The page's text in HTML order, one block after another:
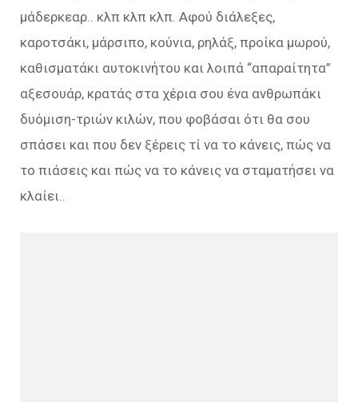
μάδερκεαρ.. κλπ κλπ κλπ. Αφού διάλεξες,
καροτσάκι, μάρσιπο, κούνια, ρηλάξ, προίκα μωρού,
καθισματάκι αυτοκινήτου και λοιπά “απαραίτητα”
αξεσουάρ, κρατάς στα χέρια σου ένα ανθρωπάκι
δυόμιση-τριών κιλών, που φοβάσαι ότι θα σου
σπάσει και που δεν ξέρεις τί να το κάνεις, πώς να
το πιάσεις και πώς να το κάνεις να σταματήσει να
κλαίει..